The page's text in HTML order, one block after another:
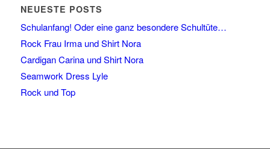
NEUESTE POSTS
Schulanfang! Oder eine ganz besondere Schultüte…
Rock Frau Irma und Shirt Nora
Cardigan Carina und Shirt Nora
Seamwork Dress Lyle
Rock und Top